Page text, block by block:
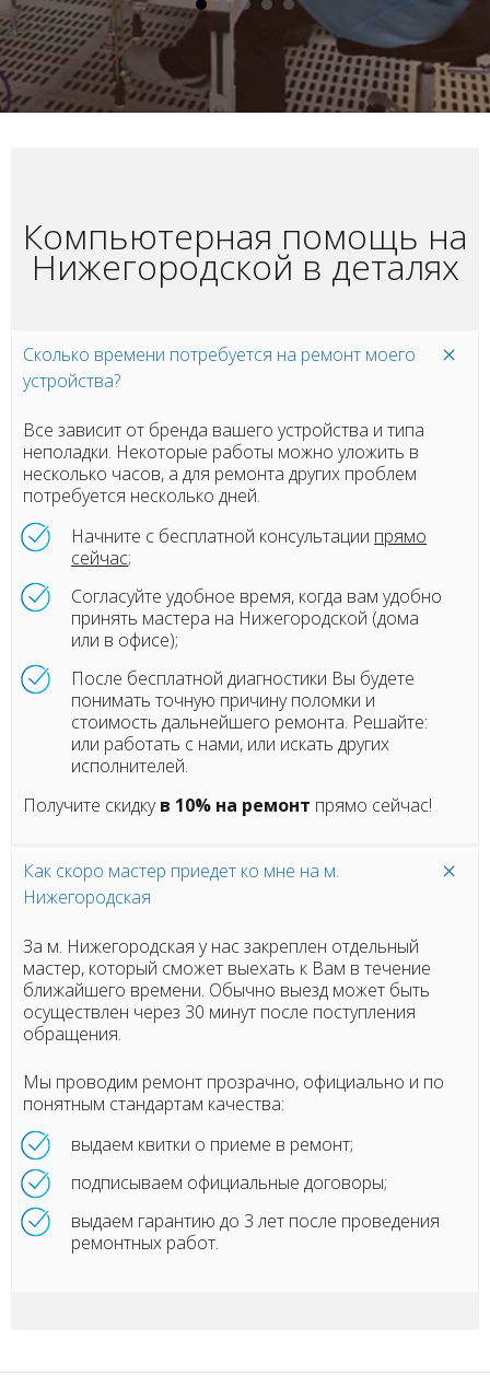
Компьютерная помощь на
Нижегородской в деталях
Сколько времени потребуется на ремонт моего
устройства?
Все зависит от бренда вашего устройства и типа
неполадки. Некоторые работы можно уложить в
несколько часов, а для ремонта других проблем
потребуется несколько дней.
Начните с бесплатной консультации прямо
сейчас;
Согласуйте удобное время, когда вам удобно
принять мастера на Нижегородской (дома
или в офисе);
После бесплатной диагностики Вы будете
понимать точную причину поломки и
стоимость дальнейшего ремонта. Решайте:
или работать с нами, или искать других
исполнителей.
Получите скидкув 10% на ремонт прямо сейчас!
Как скоро мастер приедет ко мне на м.
Нижегородская
За м. Нижегородская у нас закреплен отдельный
мастер, который сможет выехать к Вам в течение
ближайшего времени. Обычно выезд может быть
осуществлен через 30 минут после поступления
обращения.
Мы проводим ремонт прозрачно, официально и по
понятным стандартам качества:
выдаем квитки о приеме в ремонт;
подписываем официальные договоры;
выдаем гарантию до 3 лет после проведения
ремонтных работ.